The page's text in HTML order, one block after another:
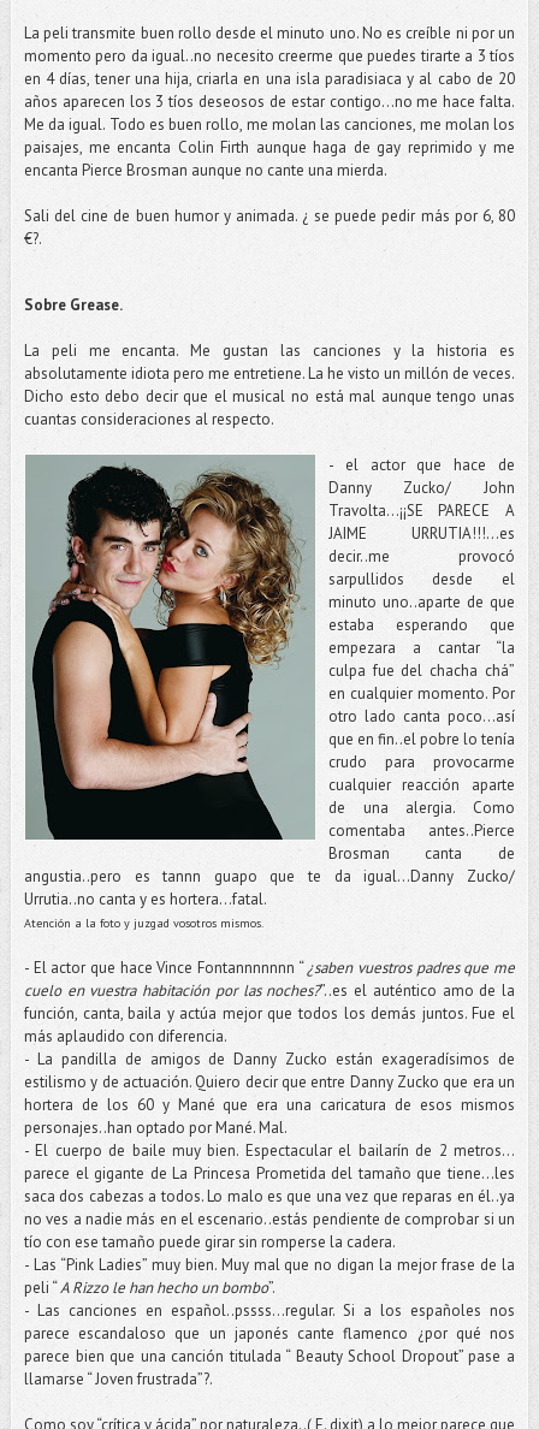
La peli transmite buen rollo desde el minuto uno. No es creíble ni por un
momento pero da igual..no necesito creerme que puedes tirarte a 3 tíos
en 4 días, tener una hija, criarla en una isla paradisiaca y al cabo de 20
años aparecen los 3 tíos deseosos de estar contigo…no me hace falta.
Me da igual. Todo es buen rollo, me molan las canciones, me molan los
paisajes, me encanta Colin Firth aunque haga de gay reprimido y me
encanta Pierce Brosman aunque no cante una mierda.
Sali del cine de buen humor y animada. ¿ se puede pedir más por 6, 80
€?.
Sobre Grease.
La peli me encanta. Me gustan las canciones y la historia es
absolutamente idiota pero me entretiene. La he visto un millón de veces.
Dicho esto debo decir que el musical no está mal aunque tengo unas
cuantas consideraciones al respecto.
- el actor que hace de
Danny Zucko/ John
Travolta…¡¡SE PARECE A
JAIME URRUTIA!!!...es
decir..me provocó
sarpullidos desde el
minuto uno..aparte de que
estaba esperando que
empezara a cantar “la
culpa fue del chacha chá”
en cualquier momento. Por
otro lado canta poco…así
que en fin..el pobre lo tenía
crudo para provocarme
cualquier reacción aparte
de una alergia. Como
comentaba antes..Pierce
Brosman canta de
angustia..pero es tannn guapo que te da igual…Danny Zucko/
Urrutia..no canta y es hortera…fatal.
Atención a la foto y juzgad vosotros mismos.
- El actor que hace Vince Fontannnnnnn “¿saben vuestros padres que me
cuelo en vuestra habitación por las noches?”..es el auténtico amo de la
función, canta, baila y actúa mejor que todos los demás juntos. Fue el
más aplaudido con diferencia.
- La pandilla de amigos de Danny Zucko están exageradísimos de
estilismo y de actuación. Quiero decir que entre Danny Zucko que era un
hortera de los 60 y Mané que era una caricatura de esos mismos
personajes..han optado por Mané. Mal.
- El cuerpo de baile muy bien. Espectacular el bailarín de 2 metros…
parece el gigante de La Princesa Prometida del tamaño que tiene…les
saca dos cabezas a todos. Lo malo es que una vez que reparas en él..ya
no ves a nadie más en el escenario..estás pendiente de comprobar si un
tío con ese tamaño puede girar sin romperse la cadera.
- Las “Pink Ladies” muy bien. Muy mal que no digan la mejor frase de la
peli “A Rizzo le han hecho un bombo”.
- Las canciones en español..pssss…regular. Si a los españoles nos
parece escandaloso que un japonés cante flamenco ¿por qué nos
parece bien que una canción titulada “ Beauty School Dropout” pase a
llamarse “ Joven frustrada”?.
Como soy “crítica y ácida” por naturaleza..( E. dixit) a lo mejor parece que